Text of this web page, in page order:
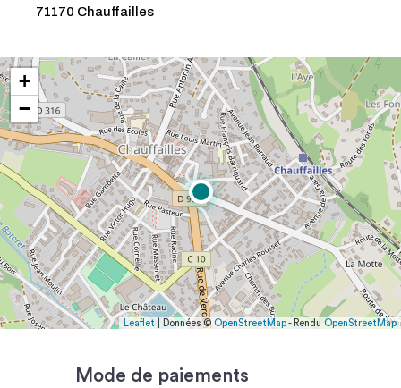
71170 Chauffailles
+
−
Leaflet | Données © OpenStreetMap- Rendu OpenStreetMap
Mode de paiements